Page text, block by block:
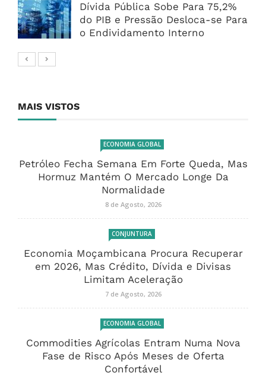
Dívida Pública Sobe Para 75,2%
do PIB e Pressão Desloca-se Para
o Endividamento Interno
MAIS VISTOS
ECONOMIA GLOBAL
Petróleo Fecha Semana Em Forte Queda, Mas
Hormuz Mantém O Mercado Longe Da
Normalidade
8 de Agosto, 2026
CONJUNTURA
Economia Moçambicana Procura Recuperar
em 2026, Mas Crédito, Dívida e Divisas
Limitam Aceleração
7 de Agosto, 2026
ECONOMIA GLOBAL
Commodities Agrícolas Entram Numa Nova
Fase de Risco Após Meses de Oferta
Confortável